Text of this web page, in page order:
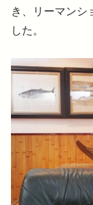
き、リーマンシ
した。